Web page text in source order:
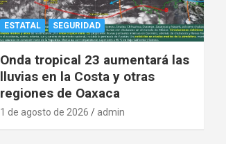
ESTATAL SEGURIDAD
Onda tropical 23 aumentará las
lluvias en la Costa y otras
regiones de Oaxaca
1 de agosto de 2026 admin